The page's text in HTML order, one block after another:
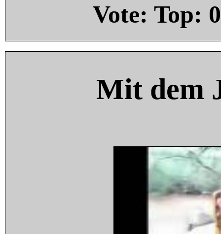
Vote: Top: 0
Mit dem